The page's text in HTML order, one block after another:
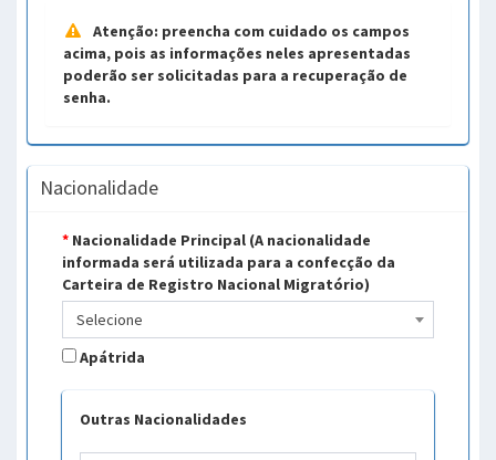
Atenção: preencha com cuidado os campos
acima, pois as informações neles apresentadas
poderão ser solicitadas para a recuperação de
senha.
Nacionalidade
* Nacionalidade Principal (A nacionalidade
informada será utilizada para a confecção da
Carteira de Registro Nacional Migratório)
Selecione
Apátrida
Outras Nacionalidades